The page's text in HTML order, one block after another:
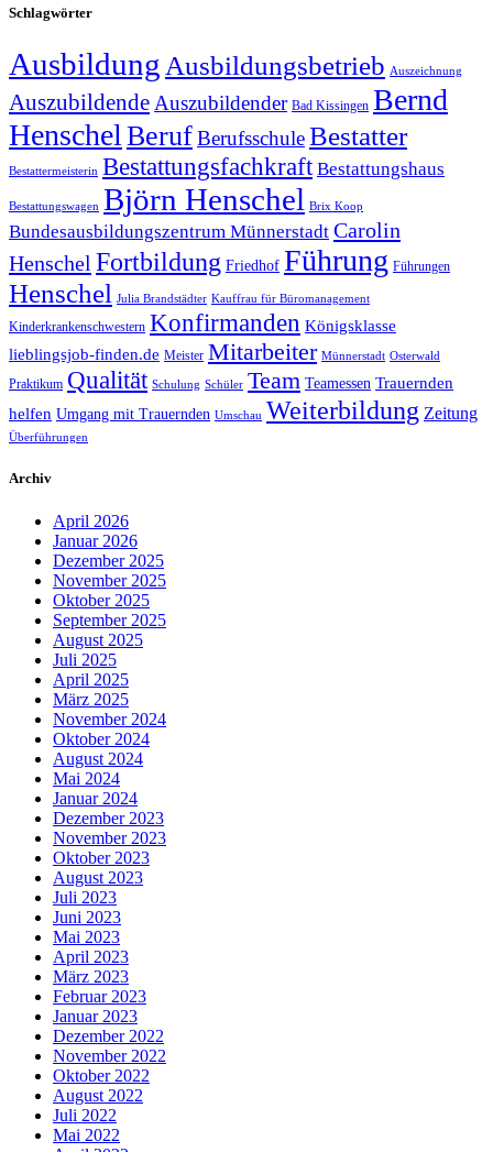
Schlagwörter
Ausbildung Ausbildungsbetrieb Auszeichnung
Auszubildende Auszubildender Bad Kissingen Bernd
Henschel BerufBerufsschuleBestatter
Bestattermeisterin Bestattungsfachkraft Bestattungshaus
Bestattungswagen Björn Henschel Brix Koop
Bundesausbildungszentrum Münnerstadt Carolin
Henschel Fortbildung Friedhof Führung Führungen
Henschel Julia Brandstädter Kauffrau für Büromanagement
Kinderkrankenschwestern Konfirmanden Königsklasse
lieblingsjob-finden.de Meister Mitarbeiter Münnerstadt Osterwald
Praktikum Qualität Schulung Schüler Team Teamessen Trauernden
helfen Umgang mit Trauernden Umschau Weiterbildung Zeitung
Überführungen
Archiv
April 2026
Januar 2026
Dezember 2025
November 2025
Oktober 2025
September 2025
August 2025
Juli 2025
April 2025
März 2025
November 2024
Oktober 2024
August 2024
Mai 2024
Januar 2024
Dezember 2023
November 2023
Oktober 2023
August 2023
Juli 2023
Juni 2023
Mai 2023
April 2023
März 2023
Februar 2023
Januar 2023
Dezember 2022
November 2022
Oktober 2022
August 2022
Juli 2022
Mai 2022